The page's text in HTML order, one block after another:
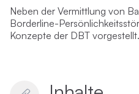
Neben der Vermittlung von
Borderline-
Konzepte der DBT vorgestellt.